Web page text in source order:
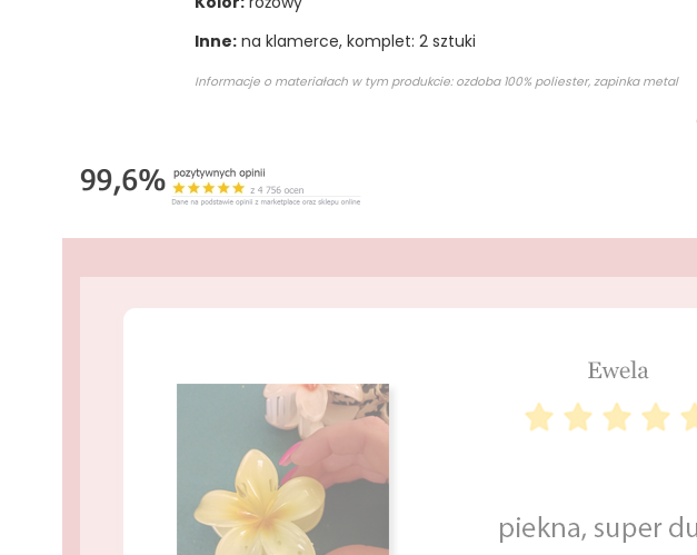
Inne:na klamerce, komplet: 2 sztuki
Informacje o materiałach w tym produkcie: ozdoba 100% poliester, zapinka metal